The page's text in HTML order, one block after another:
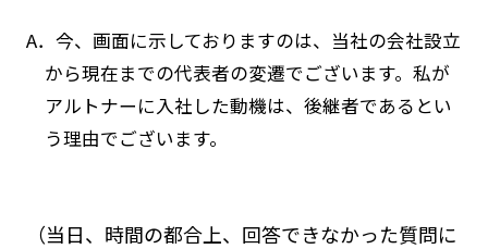
A．今、画面に示しておりますのは、当社の会社設立
から現在までの代表者の変遷でございます。私が
アルトナーに入社した動機は、後継者であるとい
う理由でございます。
（当日、時間の都合上、回答できなかった質問に